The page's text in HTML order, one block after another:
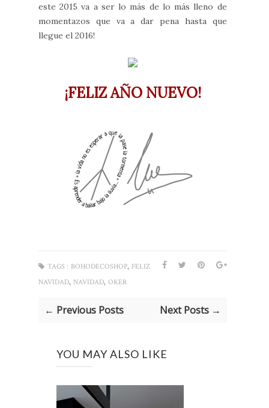
este 2015 va a ser lo más de lo más lleno de
momentazos que va a dar pena hasta que
llegue el 2016!
¡FELIZ AÑO NUEVO!
TAGS : BOHODECOSHOP, FELIZ
NAVIDAD, NAVIDAD, OKER
← Previous Posts Next Posts →
YOU MAY ALSO LIKE